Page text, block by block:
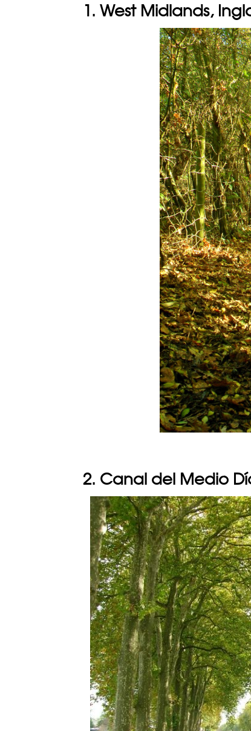
1. West Midlands,
2. Canal del Medio